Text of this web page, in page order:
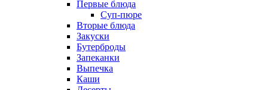
Первые блюда
Суп-пюре
Вторые блюда
Закуски
Бутерброды
Запеканки
Выпечка
Каши